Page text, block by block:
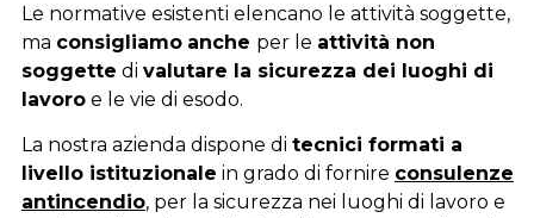
Le normative esistenti elencano le attività soggette,
ma consigliamo anche per le attività non
soggette di valutare la sicurezza dei luoghi di
lavoro e le vie di esodo.
La nostra azienda dispone di tecnici formati a
livello istituzionale in grado di fornire consulenze
antincendio, per la sicurezza nei luoghi di lavoro e